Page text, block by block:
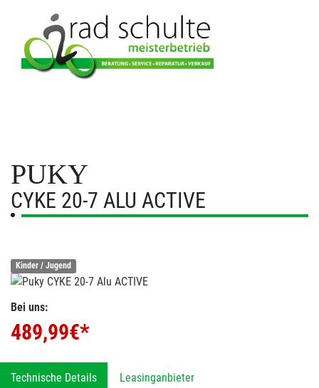
PUKY
CYKE 20-7 ALU ACTIVE
Kinder / Jugend
Bei uns:
489,99€*
Technische Details Leasinganbieter